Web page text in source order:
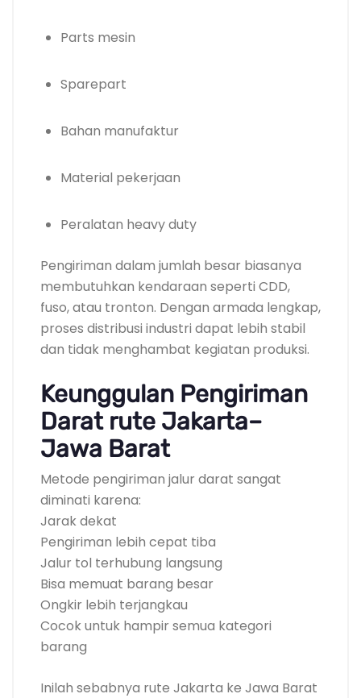
Parts mesin
Sparepart
Bahan manufaktur
Material pekerjaan
Peralatan heavy duty
Pengiriman dalam jumlah besar biasanya
membutuhkan kendaraan seperti CDD,
fuso, atau tronton. Dengan armada lengkap,
proses distribusi industri dapat lebih stabil
dan tidak menghambat kegiatan produksi.
Keunggulan Pengiriman
Darat rute Jakarta–
Jawa Barat
Metode pengiriman jalur darat sangat
diminati karena:
Jarak dekat
Pengiriman lebih cepat tiba
Jalur tol terhubung langsung
Bisa memuat barang besar
Ongkir lebih terjangkau
Cocok untuk hampir semua kategori
barang
Inilah sebabnya rute Jakarta ke Jawa Barat